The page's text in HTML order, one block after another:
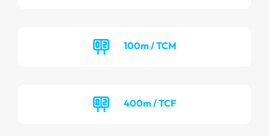
100m / TCM
400m / TCF